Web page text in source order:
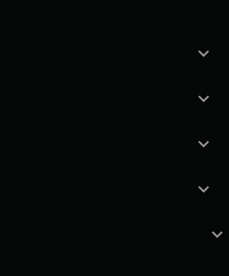
keyboard_arrow_down



